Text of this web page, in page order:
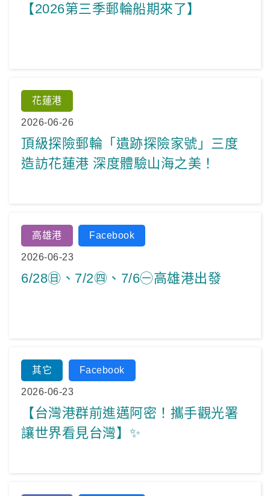
【2026第三季郵輪船期來了】
花蓮港
2026-06-26
頂級探險郵輪「遺跡探險家號」三度
造訪花蓮港 深度體驗山海之美！
高雄港 Facebook
2026-06-23
6/28㊐、7/2㊃、7/6㊀高雄港出發
其它 Facebook
2026-06-23
【台灣港群前進邁阿密！攜手觀光署
讓世界看見台灣】✨